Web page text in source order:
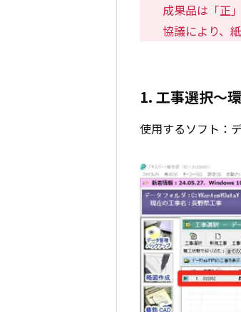
成果品は「正
協議により、
1. 工事選択～
使用するソフト：